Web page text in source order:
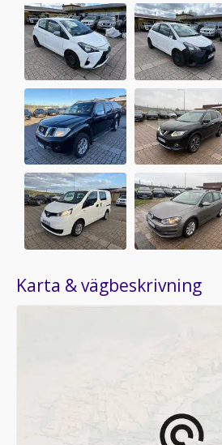
Karta & vägbeskrivning